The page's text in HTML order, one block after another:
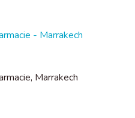
- Marrakech
Marrakech